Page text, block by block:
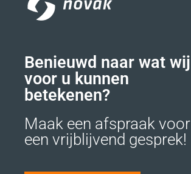
Benieuwd naar wat wij
voor u kunnen
betekenen?
Maak een afspraak voor
een vrijblijvend gesprek!